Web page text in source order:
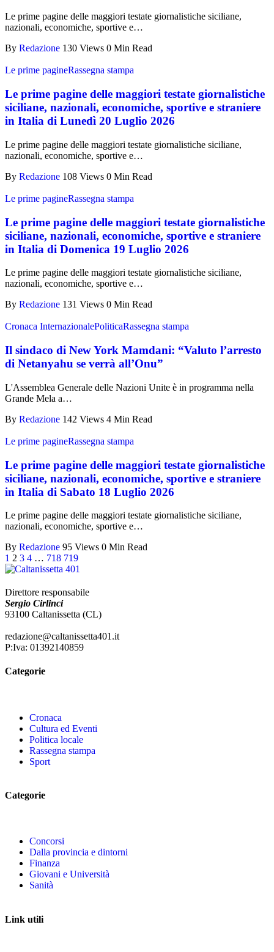
Le prime pagine delle maggiori testate giornalistiche siciliane,
nazionali, economiche, sportive e…
By Redazione 130 Views 0 Min Read
Le prime pagineRassegna stampa
Le prime pagine delle maggiori testate giornalistiche
siciliane, nazionali, economiche, sportive e straniere
in Italia di Lunedì 20 Luglio 2026
Le prime pagine delle maggiori testate giornalistiche siciliane,
nazionali, economiche, sportive e…
By Redazione 108 Views 0 Min Read
Le prime pagineRassegna stampa
Le prime pagine delle maggiori testate giornalistiche
siciliane, nazionali, economiche, sportive e straniere
in Italia di Domenica 19 Luglio 2026
Le prime pagine delle maggiori testate giornalistiche siciliane,
nazionali, economiche, sportive e…
By Redazione 131 Views 0 Min Read
Cronaca InternazionalePoliticaRassegna stampa
Il sindaco di New York Mamdani: “Valuto l’arresto
di Netanyahu se verrà all’Onu”
L'Assemblea Generale delle Nazioni Unite è in programma nella
Grande Mela a…
By Redazione 142 Views 4 Min Read
Le prime pagineRassegna stampa
Le prime pagine delle maggiori testate giornalistiche
siciliane, nazionali, economiche, sportive e straniere
in Italia di Sabato 18 Luglio 2026
Le prime pagine delle maggiori testate giornalistiche siciliane,
nazionali, economiche, sportive e…
By Redazione 95 Views 0 Min Read
1 2 3 4 … 718 719
Direttore responsabile
Sergio Cirlinci
93100 Caltanissetta (CL)
redazione@caltanissetta401.it
P:Iva: 01392140859
Categorie
Cronaca
Cultura ed Eventi
Politica locale
Rassegna stampa
Sport
Categorie
Concorsi
Dalla provincia e dintorni
Finanza
Giovani e Università
Sanità
Link utili